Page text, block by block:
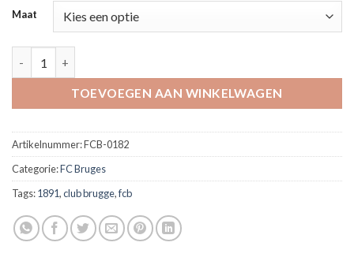
Maat
TOEVOEGEN AAN WINKELWAGEN
Artikelnummer:FCB-0182
Categorie:FC Bruges
Tags:1891,club brugge,fcb